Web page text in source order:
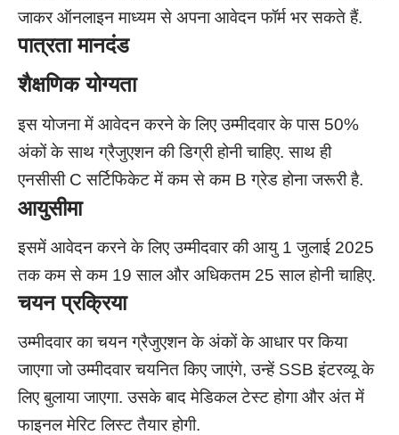
जाकर ऑनलाइन माध्यम से अपना आवेदन फॉर्म भर सकते हैं.
पात्रता मानदंड
शैक्षणिक योग्यता
इस योजना में आवेदन करने के लिए उम्मीदवार के पास 50%
अंकों के साथ ग्रैजुएशन की डिग्री होनी चाहिए. साथ ही
एनसीसी C सर्टिफिकेट में कम से कम B ग्रेड होना जरूरी है.
आयुसीमा
इसमें आवेदन करने के लिए उम्मीदवार की आयु 1 जुलाई 2025
तक कम से कम 19 साल और अधिकतम 25 साल होनी चाहिए.
चयन प्रक्रिया
उम्मीदवार का चयन ग्रैजुएशन के अंकों के आधार पर किया
जाएगा जो उम्मीदवार चयनित किए जाएंगे, उन्हें SSB इंटरव्यू के
लिए बुलाया जाएगा. उसके बाद मेडिकल टेस्ट होगा और अंत में
फाइनल मेरिट लिस्ट तैयार होगी.